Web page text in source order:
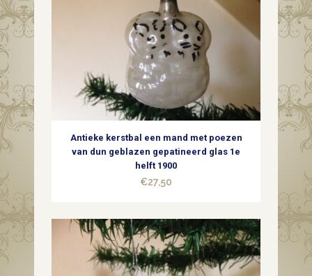
Antieke kerstbal een mand met poezen
van dun geblazen gepatineerd glas 1e
helft 1900
€27,50